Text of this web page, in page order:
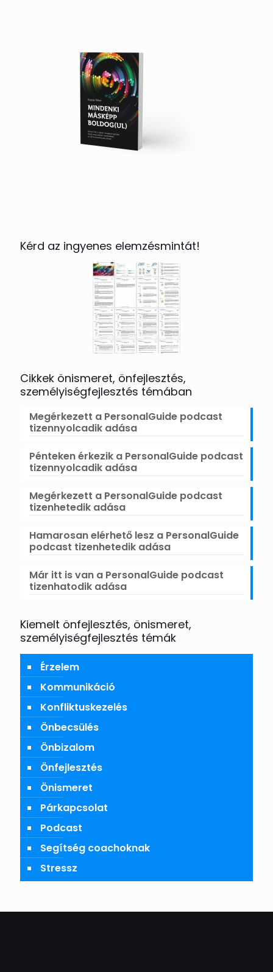
Kérd az ingyenes elemzésmintát!
Cikkek önismeret, önfejlesztés,
személyiségfejlesztés témában
Megérkezett a PersonalGuide podcast
tizennyolcadik adása
Pénteken érkezik a PersonalGuide podcast
tizennyolcadik adása
Megérkezett a PersonalGuide podcast
tizenhetedik adása
Hamarosan elérhető lesz a PersonalGuide
podcast tizenhetedik adása
Már itt is van a PersonalGuide podcast
tizenhatodik adása
Kiemelt önfejlesztés, önismeret,
személyiségfejlesztés témák
Érzelem
Kommunikáció
Konfliktuskezelés
Önbecsülés
Önbizalom
Önfejlesztés
Önismeret
Párkapcsolat
Podcast
Segítség coachoknak
Stressz